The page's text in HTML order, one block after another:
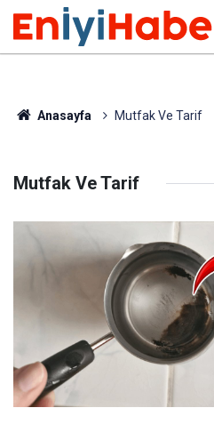
Anasayfa Mutfak Ve Tarif
Mutfak Ve Tarif